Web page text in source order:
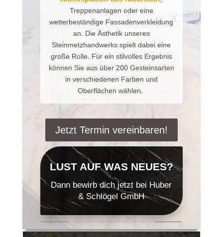
Treppenanlagen oder eine
wetterbeständige Fassadenverkleidung
an. Die Ästhetik unseres
Steinmetzhandwerks spielt dabei eine
große Rolle. Für ein stilvolles Ergebnis
können Sie aus über 200 Gesteinsarten
in verschiedenen Farben und
Oberflächen wählen.
Jetzt Termin vereinbaren!
LUST AUF WAS NEUES?
Dann bewirb dich jetzt bei Huber
& Schlögel GmbH